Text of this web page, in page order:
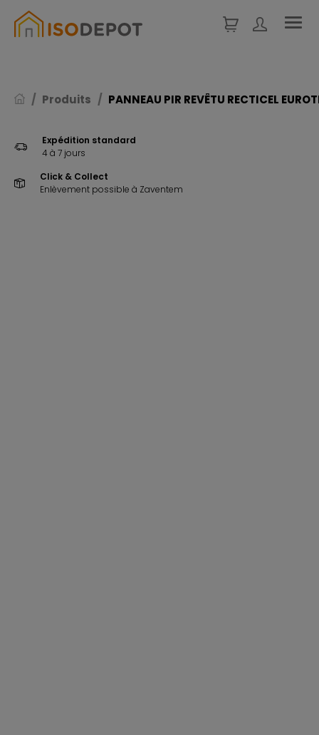
Produits PANNEAU PIR REVÊTU RECTICEL
Expédition standard
4 à 7 jours
Click & Collect
Enlèvement possible à Zaventem